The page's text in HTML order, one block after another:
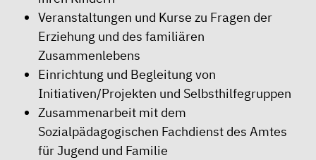
Veranstaltungen und Kurse zu Fragen der
Erziehung und des familiären
Zusammenlebens
Einrichtung und Begleitung von
Initiativen/Projekten und Selbsthilfegruppen
Zusammenarbeit mit dem
Sozialpädagogischen Fachdienst des Amtes
für Jugend und Familie